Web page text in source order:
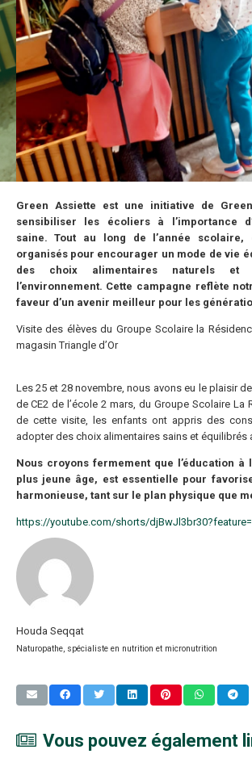
Green Assiette est une initiative de
sensibiliser les écoliers à l’importance
saine. Tout au long de l’année scolaire,
organisés pour encourager un mode de vie
des choix alimentaires naturels et
l’environnement. Cette campagne reflète
faveur d’un avenir meilleur pour les
Visite des élèves du Groupe Scolaire la
magasin Triangle d’Or
Les 25 et 28 novembre, nous avons eu le plaisir
de CE2 de l’école 2 mars, du Groupe Scolaire La
de cette visite, les enfants ont appris des
adopter des choix alimentaires sains et équilibrés
Nous croyons fermement que l’éducation
plus jeune âge, est essentielle pour
harmonieuse, tant sur le plan physique que
https://youtube.com/shorts/
Houda Seqqat
Naturopathe, spécialiste en nutrition et micronutrition
Vous pouvez également